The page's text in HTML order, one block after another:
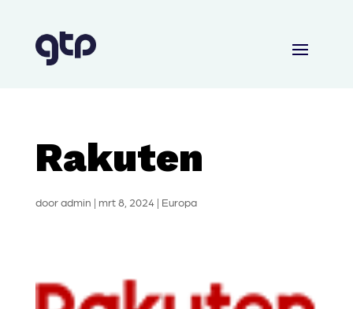
Rakuten
dooradmin | mrt 8, 2024| Europa